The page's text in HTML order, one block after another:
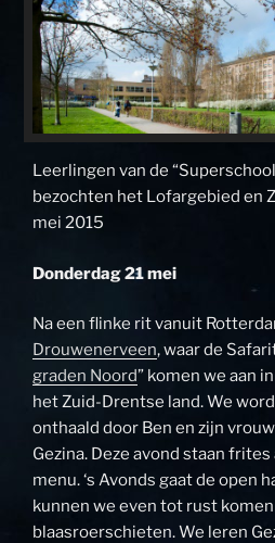
Leerlingen van de
bezochten het Lofargebied en
mei 2015
Donderdag 21 mei
Na een flinke rit vanuit
Drouwenerveen, waar de
graden Noord” komen we aan
het Zuid-Drentse land. We
onthaald door Ben en zijn
Gezina. Deze avond staan
menu. ‘s Avonds gaat de open
kunnen we even tot rust
blaasroerschieten. We leren